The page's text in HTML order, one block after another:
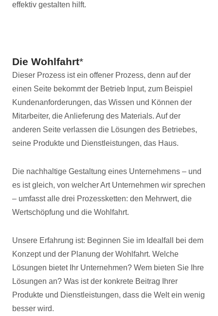
effektiv gestalten hilft.
Die Wohlfahrt*
Dieser Prozess ist ein offener Prozess, denn auf der
einen Seite bekommt der Betrieb Input, zum Beispiel
Kundenanforderungen, das Wissen und Können der
Mitarbeiter, die Anlieferung des Materials. Auf der
anderen Seite verlassen die Lösungen des Betriebes,
seine Produkte und Dienstleistungen, das Haus.
Die nachhaltige Gestaltung eines Unternehmens – und
es ist gleich, von welcher Art Unternehmen wir sprechen
– umfasst alle drei Prozessketten: den Mehrwert, die
Wertschöpfung und die Wohlfahrt.
Unsere Erfahrung ist: Beginnen Sie im Idealfall bei dem
Konzept und der Planung der Wohlfahrt. Welche
Lösungen bietet Ihr Unternehmen? Wem bieten Sie Ihre
Lösungen an? Was ist der konkrete Beitrag Ihrer
Produkte und Dienstleistungen, dass die Welt ein wenig
besser wird.